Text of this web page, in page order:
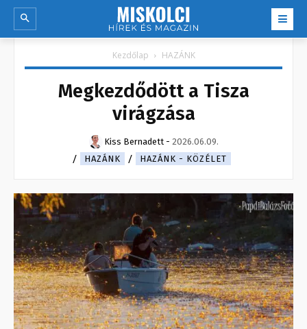
Kezdőlap HAZÁNK
Megkezdődött a Tisza
virágzása
Kiss Bernadett - 2026.06.09.
HAZÁNK
HAZÁNK - KÖZÉLET